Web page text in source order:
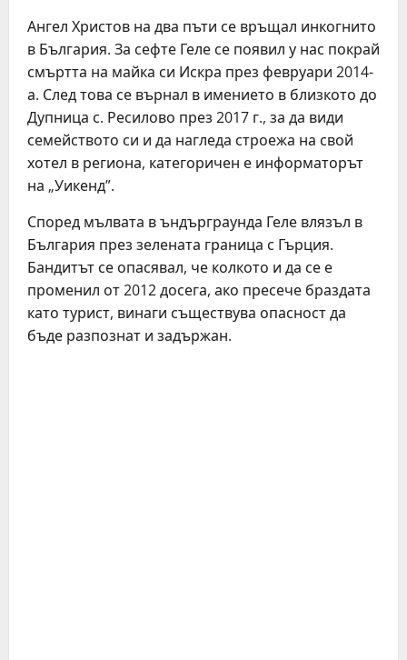
Ангел Христов на два пъти се връщал инкогнито
в България. За сефте Геле се появил у нас покрай
смъртта на майка си Искра през февруари 2014-
а. След това се върнал в имението в близкото до
Дупница с. Ресилово през 2017 г., за да види
семейството си и да нагледа строежа на свой
хотел в региона, категоричен е информаторът
на „Уикенд”.
Според мълвата в ъндърграунда Геле влязъл в
България през зелената граница с Гърция.
Бандитът се опасявал, че колкото и да се е
променил от 2012 досега, ако пресече браздата
като турист, винаги съществува опасност да
бъде разпознат и задържан.